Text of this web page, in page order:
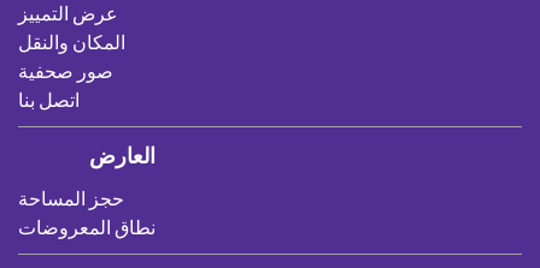
عرض التمييز
المكان والنقل
صور صحفية
اتصل بنا
العارض
حجز المساحة
نطاق المعروضات